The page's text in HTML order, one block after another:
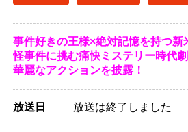
事件好きの王様×絶対記憶を持つ新
怪事件に挑む痛快ミステリー時代
華麗なアクションを披露！
放送日 放送は終了しました